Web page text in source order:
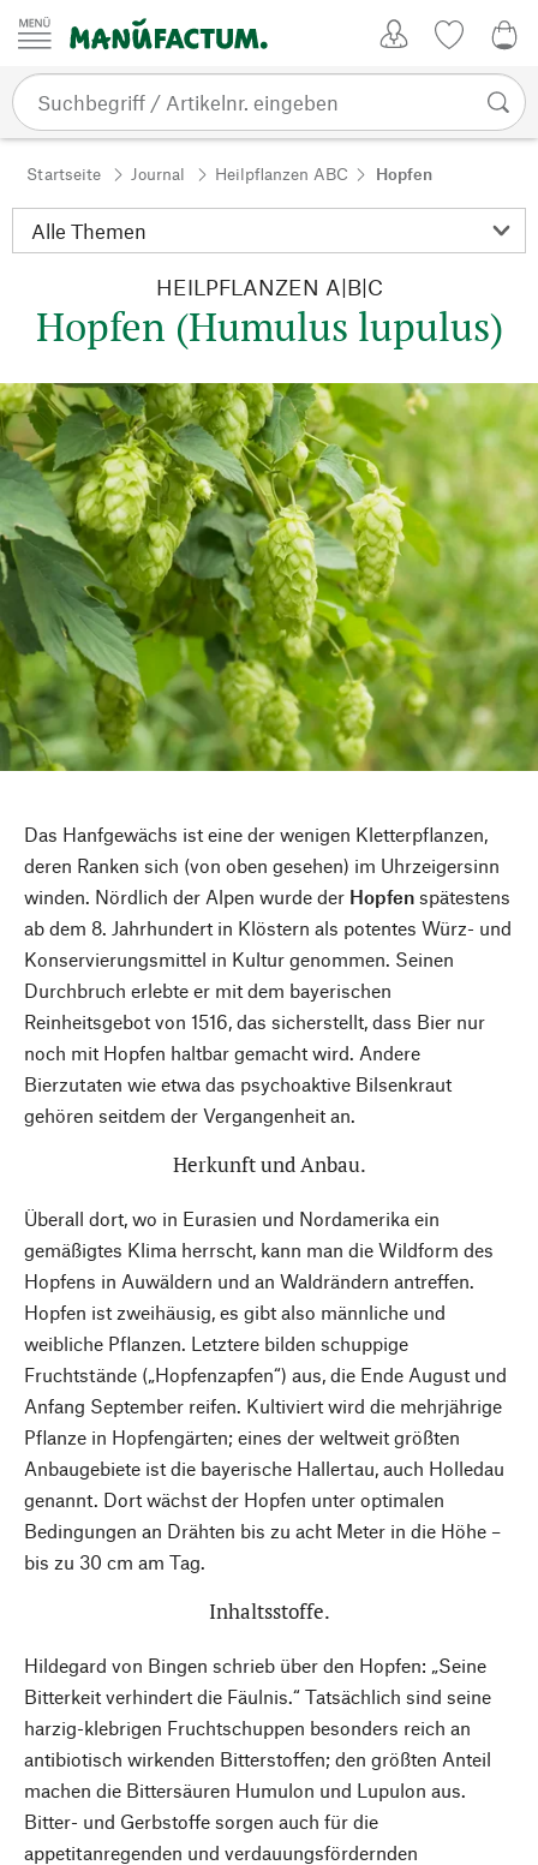
Zum Inhalt springen
Startseite Journal Heilpflanzen ABC Hopfen
HEILPFLANZEN A|B|C
Hopfen (Humulus lupulus)
Das Hanfgewächs ist eine der wenigen Kletterpflanzen,
deren Ranken sich (von oben gesehen) im Uhrzeigersinn
winden. Nördlich der Alpen wurde der Hopfen spätestens
ab dem 8. Jahrhundert in Klöstern als potentes Würz- und
Konservierungsmittel in Kultur genommen. Seinen
Durchbruch erlebte er mit dem bayerischen
Reinheitsgebot von 1516, das sicherstellt, dass Bier nur
noch mit Hopfen haltbar gemacht wird. Andere
Bierzutaten wie etwa das psychoaktive Bilsenkraut
gehören seitdem der Vergangenheit an.
Herkunft und Anbau.
Überall dort, wo in Eurasien und Nordamerika ein
gemäßigtes Klima herrscht, kann man die Wildform des
Hopfens in Auwäldern und an Waldrändern antreffen.
Hopfen ist zweihäusig, es gibt also männliche und
weibliche Pflanzen. Letztere bilden schuppige
Fruchtstände („Hopfenzapfen“) aus, die Ende August und
Anfang September reifen. Kultiviert wird die mehrjährige
Pflanze in Hopfengärten; eines der weltweit größten
Anbaugebiete ist die bayerische Hallertau, auch Holledau
genannt. Dort wächst der Hopfen unter optimalen
Bedingungen an Drähten bis zu acht Meter in die Höhe –
bis zu 30 cm am Tag.
Inhaltsstoffe.
Hildegard von Bingen schrieb über den Hopfen: „Seine
Bitterkeit verhindert die Fäulnis.“ Tatsächlich sind seine
harzig-klebrigen Fruchtschuppen besonders reich an
antibiotisch wirkenden Bitterstoffen; den größten Anteil
machen die Bittersäuren Humulon und Lupulon aus.
Bitter- und Gerbstoffe sorgen auch für die
appetitanregenden und verdauungsfördernden